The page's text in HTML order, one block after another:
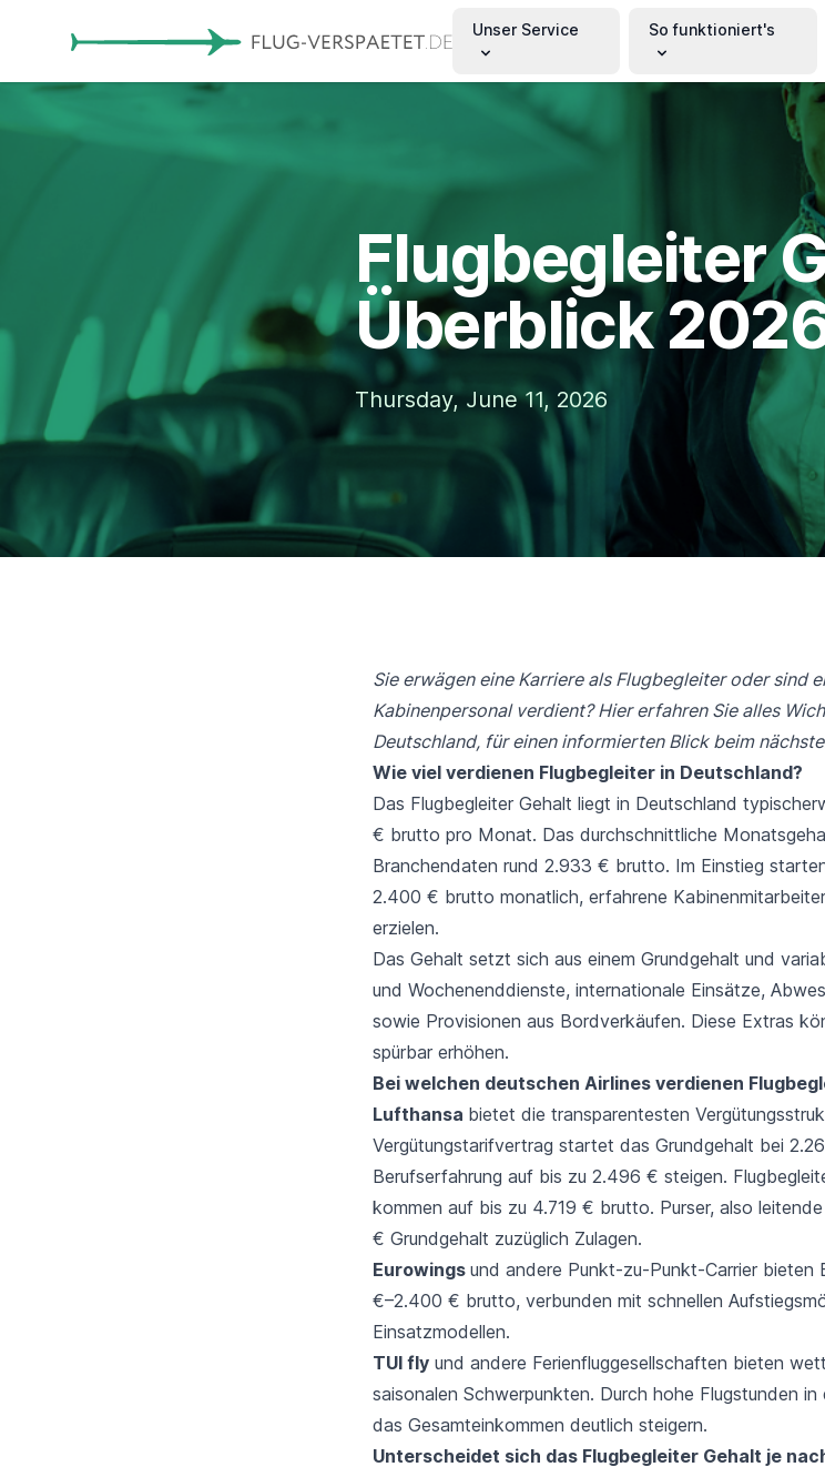
Unser Service So funktioniert's
Flugbegleiter
Überblick
Thursday, June 11, 2026
Sie erwägen eine Karriere als Flugbegleiter oder sind
Kabinenpersonal verdient? Hier erfahren Sie alles
Deutschland, für einen informierten Blick beim
Wie viel verdienen Flugbegleiter in Deutschland?
Das Flugbegleiter Gehalt liegt in Deutschland
€ brutto pro Monat. Das durchschnittliche
Branchendaten rund 2.933 € brutto. Im Einstieg
2.400 € brutto monatlich, erfahrene
erzielen.
Das Gehalt setzt sich aus einem Grundgehalt und
und Wochenenddienste, internationale Einsätze,
sowie Provisionen aus Bordverkäufen. Diese Extras
spürbar erhöhen.
Bei welchen deutschen Airlines verdienen
Lufthansa bietet die transparentesten
Vergütungstarifvertrag startet das Grundgehalt bei
Berufserfahrung auf bis zu 2.496 € steigen.
kommen auf bis zu 4.719 € brutto. Purser, also
€ Grundgehalt zuzüglich Zulagen.
Eurowings und andere Punkt-zu-Punkt-Carrier bieten
€–2.400 € brutto, verbunden mit schnellen
Einsatzmodellen.
TUI fly und andere Ferienfluggesellschaften bieten
saisonalen Schwerpunkten. Durch hohe Flugstunden
das Gesamteinkommen deutlich steigern.
Unterscheidet sich das Flugbegleiter Gehalt je